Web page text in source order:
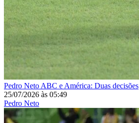
Pedro Neto ABC e América: Duas decisões
25/07/2026 às 05:49
Pedro Neto